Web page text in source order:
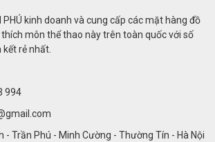
PHÚ kinh doanh và cung cấp các mặt hàng đồ
môn thể thao này trên toàn quốc với số
rẻ nhất.
994
- Trần Phú - Minh Cường - Thường Tín - Hà Nội